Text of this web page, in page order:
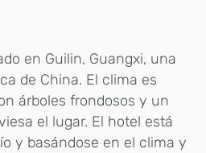
en Guilin, Guangxi, una
de China. El clima es
árboles frondosos y un
el lugar. El hotel está
y basándose en el clima y